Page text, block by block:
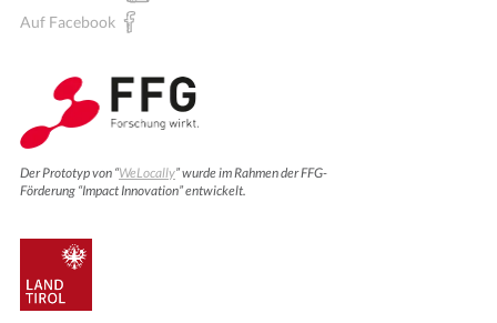
Auf Facebook
Der Prototyp von “WeLocally” wurde im Rahmen der FFG-
Förderung “Impact Innovation” entwickelt.